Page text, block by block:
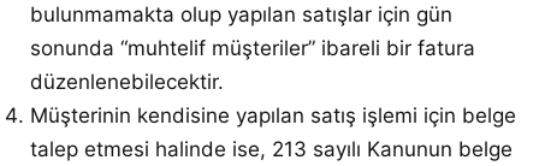
bulunmamakta olup yapılan satışlar için gün
sonunda “muhtelif müşteriler” ibareli bir fatura
düzenlenebilecektir.
Müşterinin kendisine yapılan satış işlemi için belge
talep etmesi halinde ise, 213 sayılı Kanunun belge